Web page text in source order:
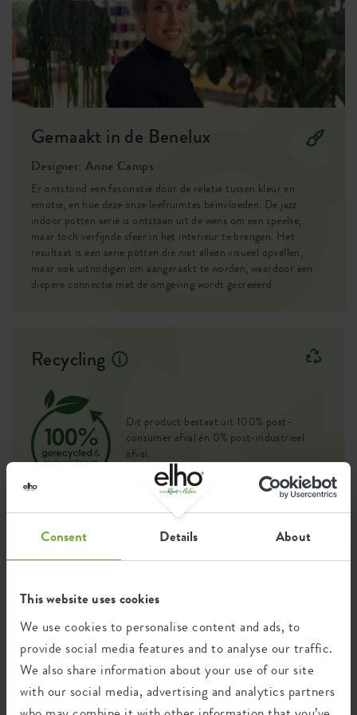
Consent Details About
This website uses cookies
We use cookies to personalise content and ads, to
provide social media features and to analyse our traffic.
We also share information about your use of our site
with our social media, advertising and analytics partners
SKU
2941501670300
Gemaakt in de Benelux
Designer: Anne Camps
Er ontstond een fascinatie door de relatie tussen kleur en
emotie, en hoe deze onze leefruimtes beïnvloeden. De jazz
indoor potten serie is ontstaan uit de wens om een speelse,
maar toch verfijnde sfeer in het interieur te brengen. Het
resultaat is een serie potten die niet alleen visueel opvallen,
maar ook uitnodigen om aangeraakt te worden, waardoor een
diepere connectie met de omgeving wordt gecreëerd.
Recycling
Dit product bestaat uit 100% post-
consumer afval en 0% post-industrieel
afval.
Certificaten Garantie
99
UV-beschermd
vorstbestendig